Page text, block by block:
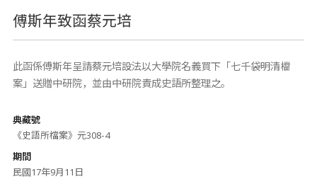
傅斯年致函蔡元培
此函係傅斯年呈請蔡元培設法以大學院名義買下「七千袋明清檔
案」送贈中研院，並由中研院責成史語所整理之。
典藏號
《史語所檔案》元308-4
期間
民國17年9月11日